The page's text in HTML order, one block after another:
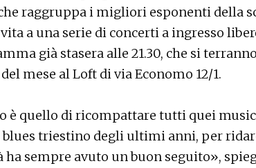
raggruppa i migliori esponenti della
vita a una serie di concerti a ingresso
già stasera alle 21.30, che si
mese al Loft di via Economo 12/1.
è quello di ricompattare tutti quei
triestino degli ultimi anni, per
ha sempre avuto un buon seguito»,